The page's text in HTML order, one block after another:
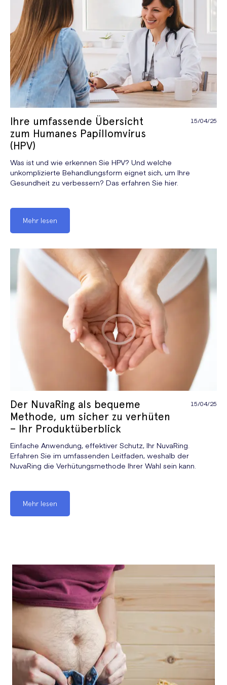
Ihre umfassende Übersicht
zum Humanes Papillomvirus
(HPV)
15/04/25
Was ist und wie erkennen Sie HPV? Und welche
unkomplizierte Behandlungsform eignet sich, um Ihre
Gesundheit zu verbessern? Das erfahren Sie hier.
Mehr lesen
Der NuvaRing als bequeme
Methode, um sicher zu verhüten
– Ihr Produktüberblick
15/04/25
Einfache Anwendung, effektiver Schutz, Ihr NuvaRing.
Erfahren Sie im umfassenden Leitfaden, weshalb der
NuvaRing die Verhütungsmethode Ihrer Wahl sein kann.
Mehr lesen